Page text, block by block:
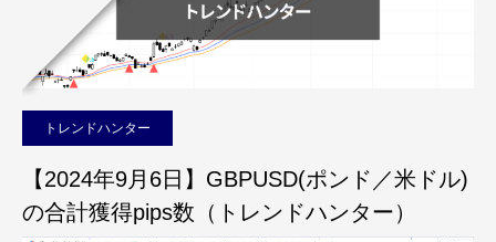
トレンドハンター
【2024年9月6日】GBPUSD(ポンド／米ドル)
の合計獲得pips数（トレンドハンター）